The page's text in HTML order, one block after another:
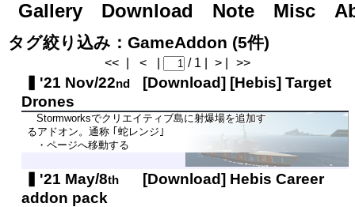
Road to Day After Tomorrow...
Gallery Download Note Misc
タグ絞り込み：GameAddon (5件)
<< < / 1 | > | >>
'21 Nov/22nd [Download] [Hebis] Target
Drones
Stormworksでクリエイティブ島に射爆場を追加す
るアドオン。通称 ｢蛇レンジ｣
・ページへ移動する
'21 May/8th [Download] Hebis Career
addon pack